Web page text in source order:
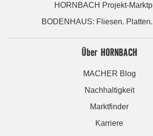
HORNBACH Projekt-
BODENHAUS: Fliesen.
Über HORNBACH
MACHER Blog
Nachhaltigkeit
Marktfinder
Karriere